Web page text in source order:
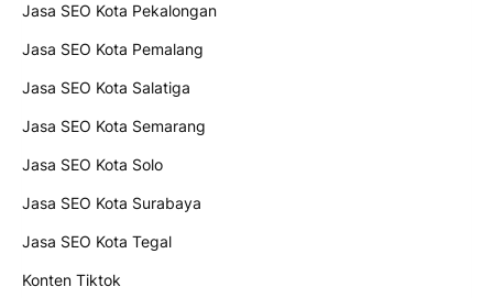
Jasa SEO Kota Pekalongan
Jasa SEO Kota Pemalang
Jasa SEO Kota Salatiga
Jasa SEO Kota Semarang
Jasa SEO Kota Solo
Jasa SEO Kota Surabaya
Jasa SEO Kota Tegal
Konten Tiktok